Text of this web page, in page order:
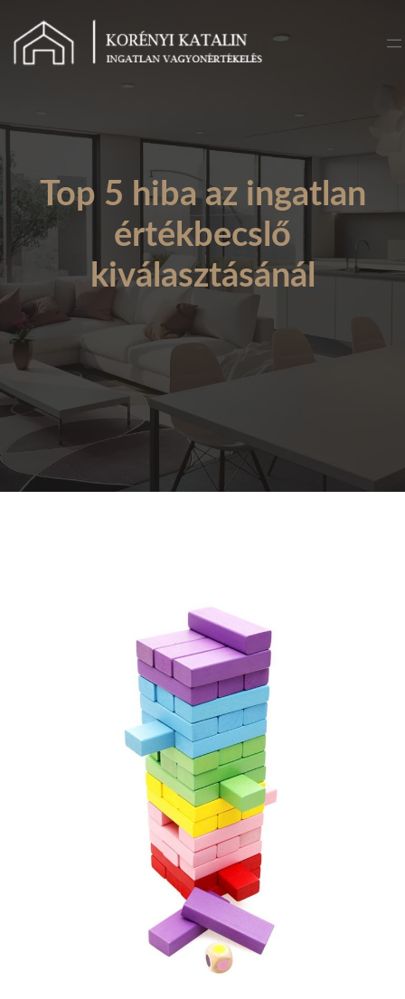
tartalomhoz
Top 5 hiba az ingatlan
értékbecslő
kiválasztásánál